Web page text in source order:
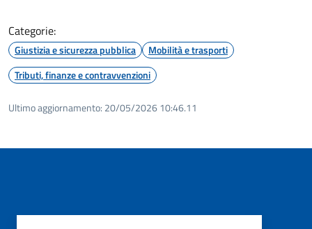
Categorie:
Giustizia e sicurezza pubblica
Mobilità e trasporti
Tributi, finanze e contravvenzioni
Ultimo aggiornamento: 20/05/2026 10:46.11